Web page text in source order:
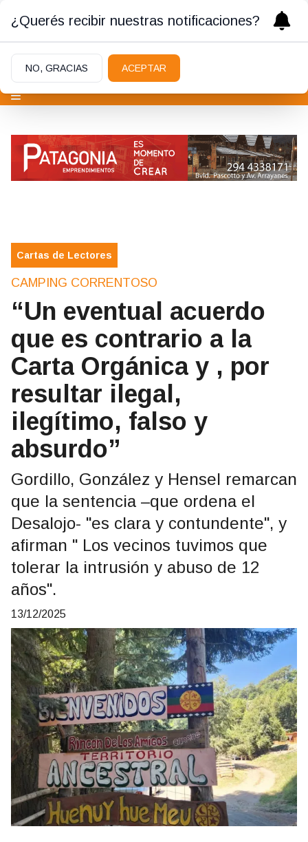
Cartas de Lectores
CAMPING CORRENTOSO
“Un eventual acuerdo
que es contrario a la
Carta Orgánica y , por
resultar ilegal,
ilegítimo, falso y
absurdo”
Gordillo, González y Hensel remarcan
que la sentencia –que ordena el
Desalojo- "es clara y contundente", y
afirman " Los vecinos tuvimos que
tolerar la intrusión y abuso de 12
años".
13/12/2025
¿Querés recibir nuestras notificaciones?
NO, GRACIAS ACEPTAR